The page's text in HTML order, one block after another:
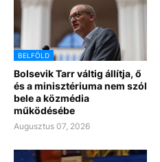
BELFÖLD
Bolsevik Tarr váltig állítja, ő
és a minisztériuma nem szól
bele a közmédia
működésébe
Augusztus 07, 2026